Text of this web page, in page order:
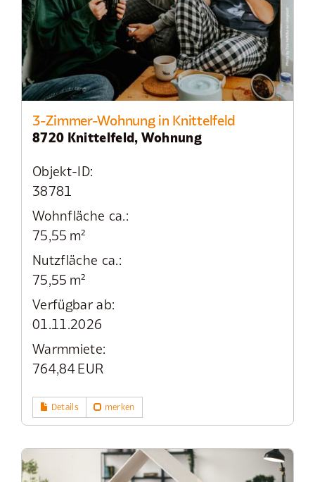
3-Zimmer-Wohnung in Knittelfeld
8720 Knittelfeld, Wohnung
Objekt-ID:
38781
Wohnfläche ca.:
75,55 m²
Nutzfläche ca.:
75,55 m²
Verfügbar ab:
01.11.2026
Warmmiete:
764,84 EUR
Details merken